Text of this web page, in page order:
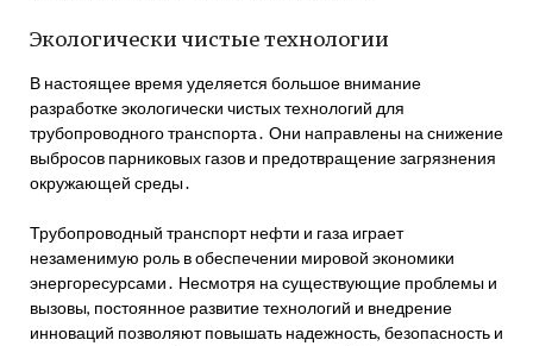
Экологически чистые технологии
В настоящее время уделяется большое внимание
разработке экологически чистых технологий для
трубопроводного транспорта․ Они направлены на снижение
выбросов парниковых газов и предотвращение загрязнения
окружающей среды․
Трубопроводный транспорт нефти и газа играет
незаменимую роль в обеспечении мировой экономики
энергоресурсами․ Несмотря на существующие проблемы и
вызовы, постоянное развитие технологий и внедрение
инноваций позволяют повышать надежность, безопасность и